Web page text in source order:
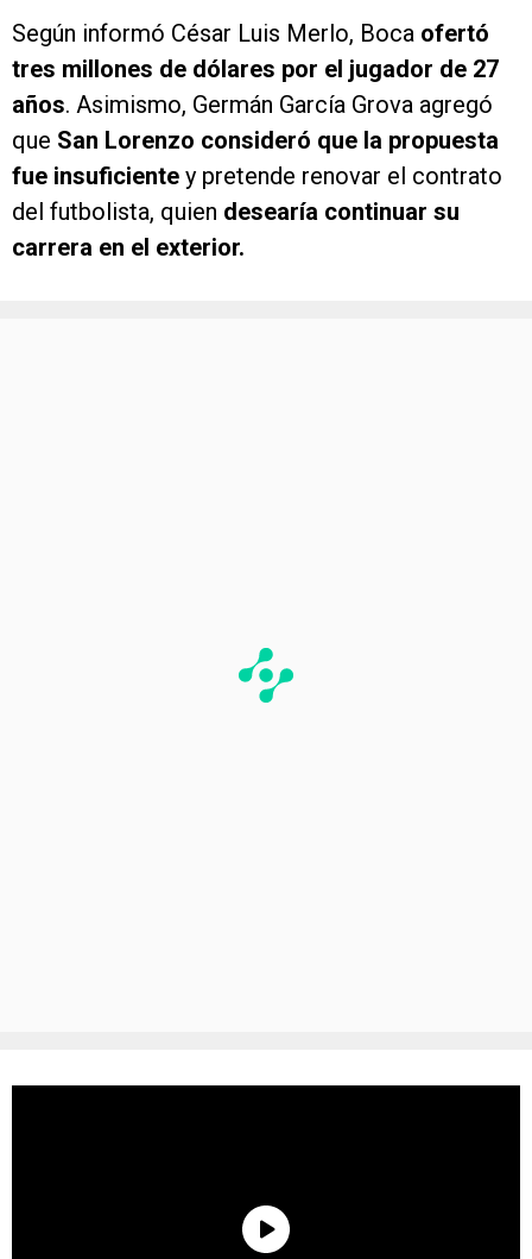
Según informó César Luis Merlo, Boca ofertó
tres millones de dólares por el jugador de 27
años. Asimismo, Germán García Grova agregó
que San Lorenzo consideró que la propuesta
fue insuficiente y pretende renovar el contrato
del futbolista, quien desearía continuar su
carrera en el exterior.